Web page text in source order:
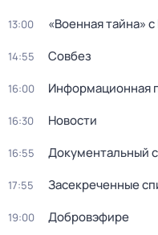
13:00 «Военная тайна»
14:55 Совбез
16:00 Информационная
16:30 Новости
16:55 Докyментальный
17:55 Заcекрeченные
19:00 Добровэфире